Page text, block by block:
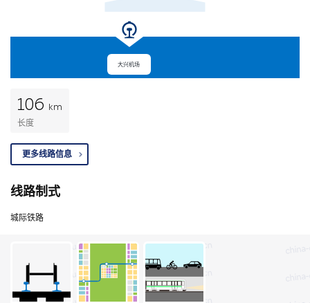
大兴机场
106
km
长度
更多线路信息
线路制式
城际铁路